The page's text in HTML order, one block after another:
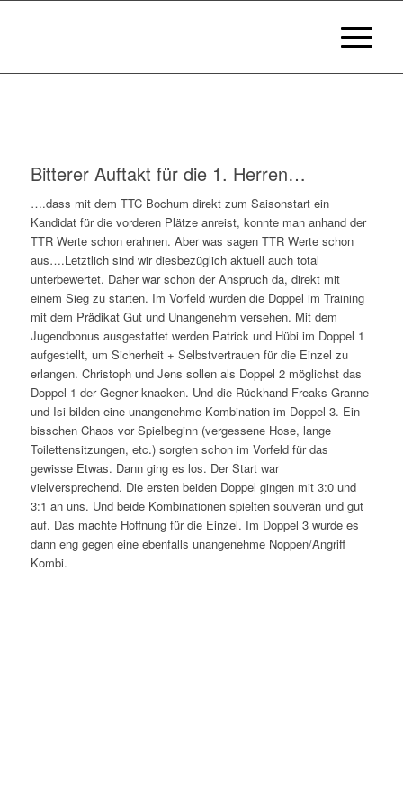
Bitterer Auftakt für die 1. Herren…
….dass mit dem TTC Bochum direkt zum Saisonstart ein
Kandidat für die vorderen Plätze anreist, konnte man anhand der
TTR Werte schon erahnen. Aber was sagen TTR Werte schon
aus….Letztlich sind wir diesbezüglich aktuell auch total
unterbewertet. Daher war schon der Anspruch da, direkt mit
einem Sieg zu starten. Im Vorfeld wurden die Doppel im Training
mit dem Prädikat Gut und Unangenehm versehen. Mit dem
Jugendbonus ausgestattet werden Patrick und Hübi im Doppel 1
aufgestellt, um Sicherheit + Selbstvertrauen für die Einzel zu
erlangen. Christoph und Jens sollen als Doppel 2 möglichst das
Doppel 1 der Gegner knacken. Und die Rückhand Freaks Granne
und Isi bilden eine unangenehme Kombination im Doppel 3. Ein
bisschen Chaos vor Spielbeginn (vergessene Hose, lange
Toilettensitzungen, etc.) sorgten schon im Vorfeld für das
gewisse Etwas. Dann ging es los. Der Start war
vielversprechend. Die ersten beiden Doppel gingen mit 3:0 und
3:1 an uns. Und beide Kombinationen spielten souverän und gut
auf. Das machte Hoffnung für die Einzel. Im Doppel 3 wurde es
dann eng gegen eine ebenfalls unangenehme Noppen/Angriff
Kombi.